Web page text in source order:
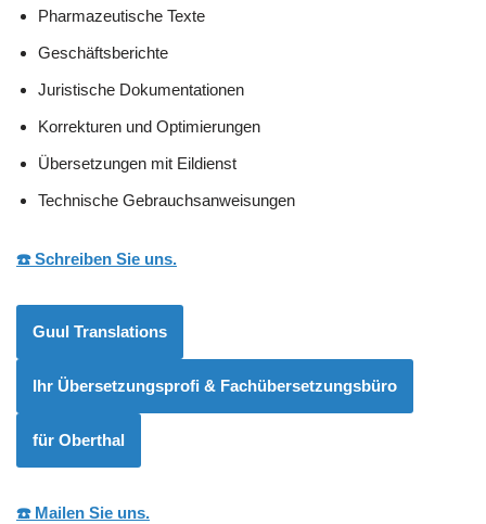
Pharmazeutische Texte
Geschäftsberichte
Juristische Dokumentationen
Korrekturen und Optimierungen
Übersetzungen mit Eildienst
Technische Gebrauchsanweisungen
☎️ Schreiben Sie uns.
Guul Translations
Ihr Übersetzungsprofi & Fachübersetzungsbüro
für Oberthal
☎️ Mailen Sie uns.